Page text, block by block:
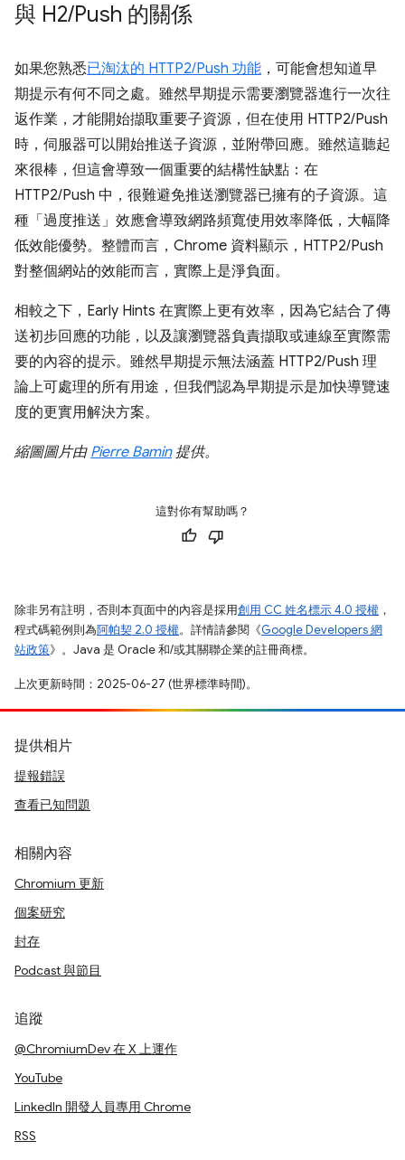
與 H2/Push 的關係
如果您熟悉已淘汰的 HTTP2/Push 功能 ，可能會想知道早
期提示有何不同之處。雖然早期提示需要瀏覽器進行一次往
返作業，才能開始擷取重要子資源，但在使用 HTTP2/Push
時，伺服器可以開始推送子資源，並附帶回應。雖然這聽起
來很棒，但這會導致一個重要的結構性缺點：在
HTTP2/Push 中，很難避免推送瀏覽器已擁有的子資源。這
種「過度推送」效應會導致網路頻寬使用效率降低，大幅降
低效能優勢。整體而言，Chrome 資料顯示，HTTP2/Push
對整個網站的效能而言，實際上是淨負面。
相較之下，Early Hints 在實際上更有效率，因為它結合了傳
送初步回應的功能，以及讓瀏覽器負責擷取或連線至實際需
要的內容的提示。雖然早期提示無法涵蓋 HTTP2/Push 理
論上可處理的所有用途，但我們認為早期提示是加快導覽速
度的更實用解決方案。
縮圖圖片由 Pierre Bamin提供。
這對你有幫助嗎？
除非另有註明，否則本頁面中的內容是採用創用 CC 姓名標示 4.0 授權 ，
程式碼範例則為阿帕契 2.0 授權。詳情請參閱《Google Developers 網
站政策》。Java 是 Oracle 和/或其關聯企業的註冊商標。
上次更新時間：2025-06-27 (世界標準時間)。
提供相片
提報錯誤
查看已知問題
相關內容
Chromium 更新
個案研究
封存
Podcast 與節目
追蹤
@ChromiumDev 在 X 上運作
YouTube
LinkedIn 開發人員專用 Chrome
RSS